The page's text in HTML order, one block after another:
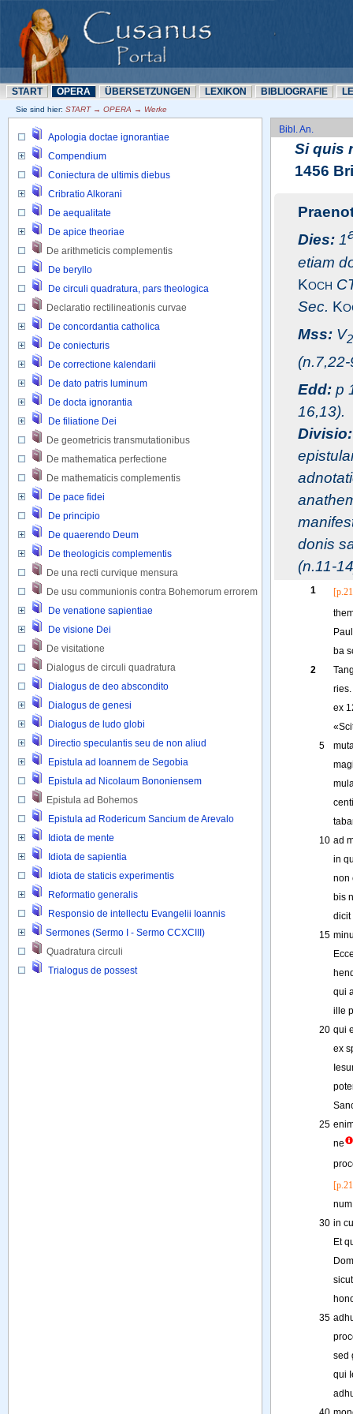
START OPERA ÜBERSETZUNN LEXIKON BIBLIOGRAFIE
Sie sind hier: START → OPERA → Werke
Apologia doctae ignorantiae
Compendium
Coniectura de ultimis diebus
Cribratio Alkorani
De aequalitate
De apice theoriae
De arithmeticis complementis
De beryllo
De circuli quadratura, pars theologica
Declaratio rectilineationis curvae
De concordantia catholica
De coniecturis
De correctione kalendarii
De dato patris luminum
De docta ignorantia
De filiatione Dei
De geometricis transmutationibus
De mathematica perfectione
De mathematicis complementis
De pace fidei
De principio
De quaerendo Deum
De theologicis complementis
De una recti curvique mensura
De usu communionis contra Bohemorum errorem
De venatione sapientiae
De visione Dei
De visitatione
Dialogus de circuli quadratura
Dialogus de deo abscondito
Dialogus de genesi
Dialogus de ludo globi
Directio speculantis seu de non aliud
Epistula ad Ioannem de Segobia
Epistula ad Nicolaum Bononiensem
Epistula ad Bohemos
Epistula ad Rodericum Sancium de Arevalo
Idiota de mente
Idiota de sapientia
Idiota de staticis experimentis
Reformatio generalis
Responsio de intellectu Evangelii Ioannis
Sermones (Sermo I - Sermo CCXCIII)
Quadratura circuli
Trialogus de possest
Bibl. An.
Si quis
1456
Dies: 1
etiam
Koch
Sec.
Mss: V2
Edd: p
16,13).
Divisio:
donis
(n.11-
1
ba
2
ries.
ex
«
5
10 ad
in
non
bis
dicit
15
qui
ille
20 qui
ex
25
ne
num
30 in
Et
sicut
35
sed
qui